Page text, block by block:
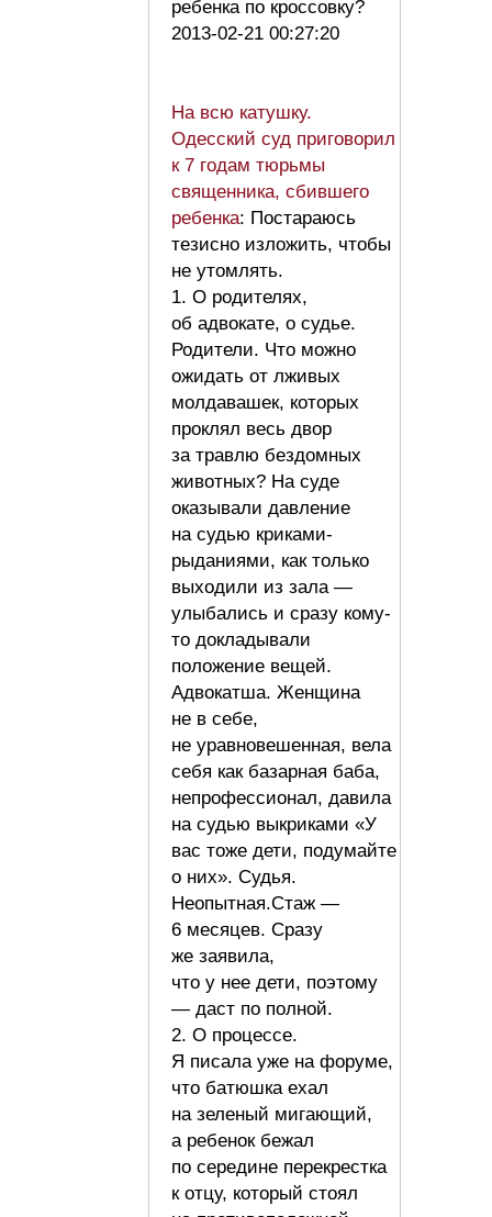
ребенка по кроссовку?
2013-02-21 00:27:20
На всю катушку.
Одесский суд приговорил
к 7 годам тюрьмы
священника, сбившего
ребенка: Постараюсь
тезисно изложить, чтобы
не утомлять.
1. О родителях,
об адвокате, о судье.
Родители. Что можно
ожидать от лживых
молдавашек, которых
проклял весь двор
за травлю бездомных
животных? На суде
оказывали давление
на судью криками-
рыданиями, как только
выходили из зала —
улыбались и сразу кому-
то докладывали
положение вещей.
Адвокатша. Женщина
не в себе,
не уравновешенная, вела
себя как базарная баба,
непрофессионал, давила
на судью выкриками «У
вас тоже дети, подумайте
о них». Судья.
Неопытная.Стаж —
6 месяцев. Сразу
же заявила,
что у нее дети, поэтому
— даст по полной.
2. О процессе.
Я писала уже на форуме,
что батюшка ехал
на зеленый мигающий,
а ребенок бежал
по середине перекрестка
к отцу, который стоял